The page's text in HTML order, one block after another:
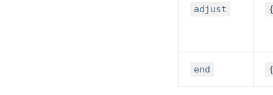
adjust
end